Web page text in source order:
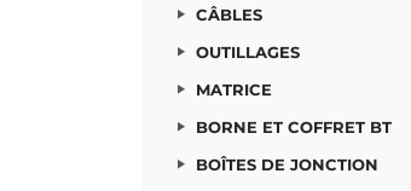
CÂBLES
OUTILLAGES
MATRICE
BORNE ET COFFRET BT
BOÎTES DE JONCTION